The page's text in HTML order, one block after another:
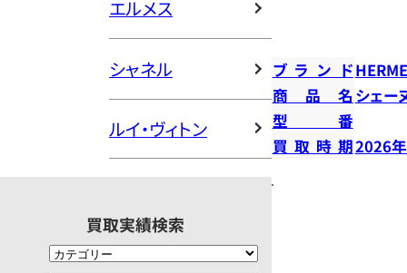
エルメス
シャネル
ルイ・ヴィトン
買取実績検索
ブランド
商品名 シェー
型番
買取時期2026